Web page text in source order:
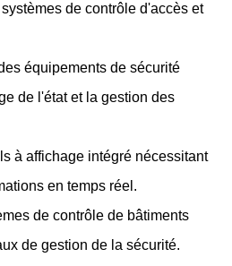
de contrôle d'accès et
équipements de sécurité
de l'état et la gestion des
à affichage intégré nécessitant
en temps réel.
de contrôle de bâtiments
de gestion de la sécurité.